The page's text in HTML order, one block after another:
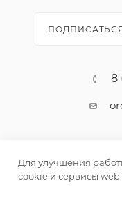
8
Для улучшения
cookie и сервисы